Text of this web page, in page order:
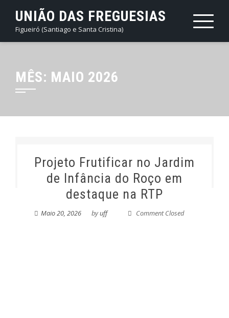
content
UNIÃO DAS FREGUESIAS
Figueiró (Santiago e Santa Cristina)
MÊS: MAIO 2026
Projeto Frutificar no Jardim
de Infância do Roço em
destaque na RTP
Maio 20, 2026 byuff Comment Closed